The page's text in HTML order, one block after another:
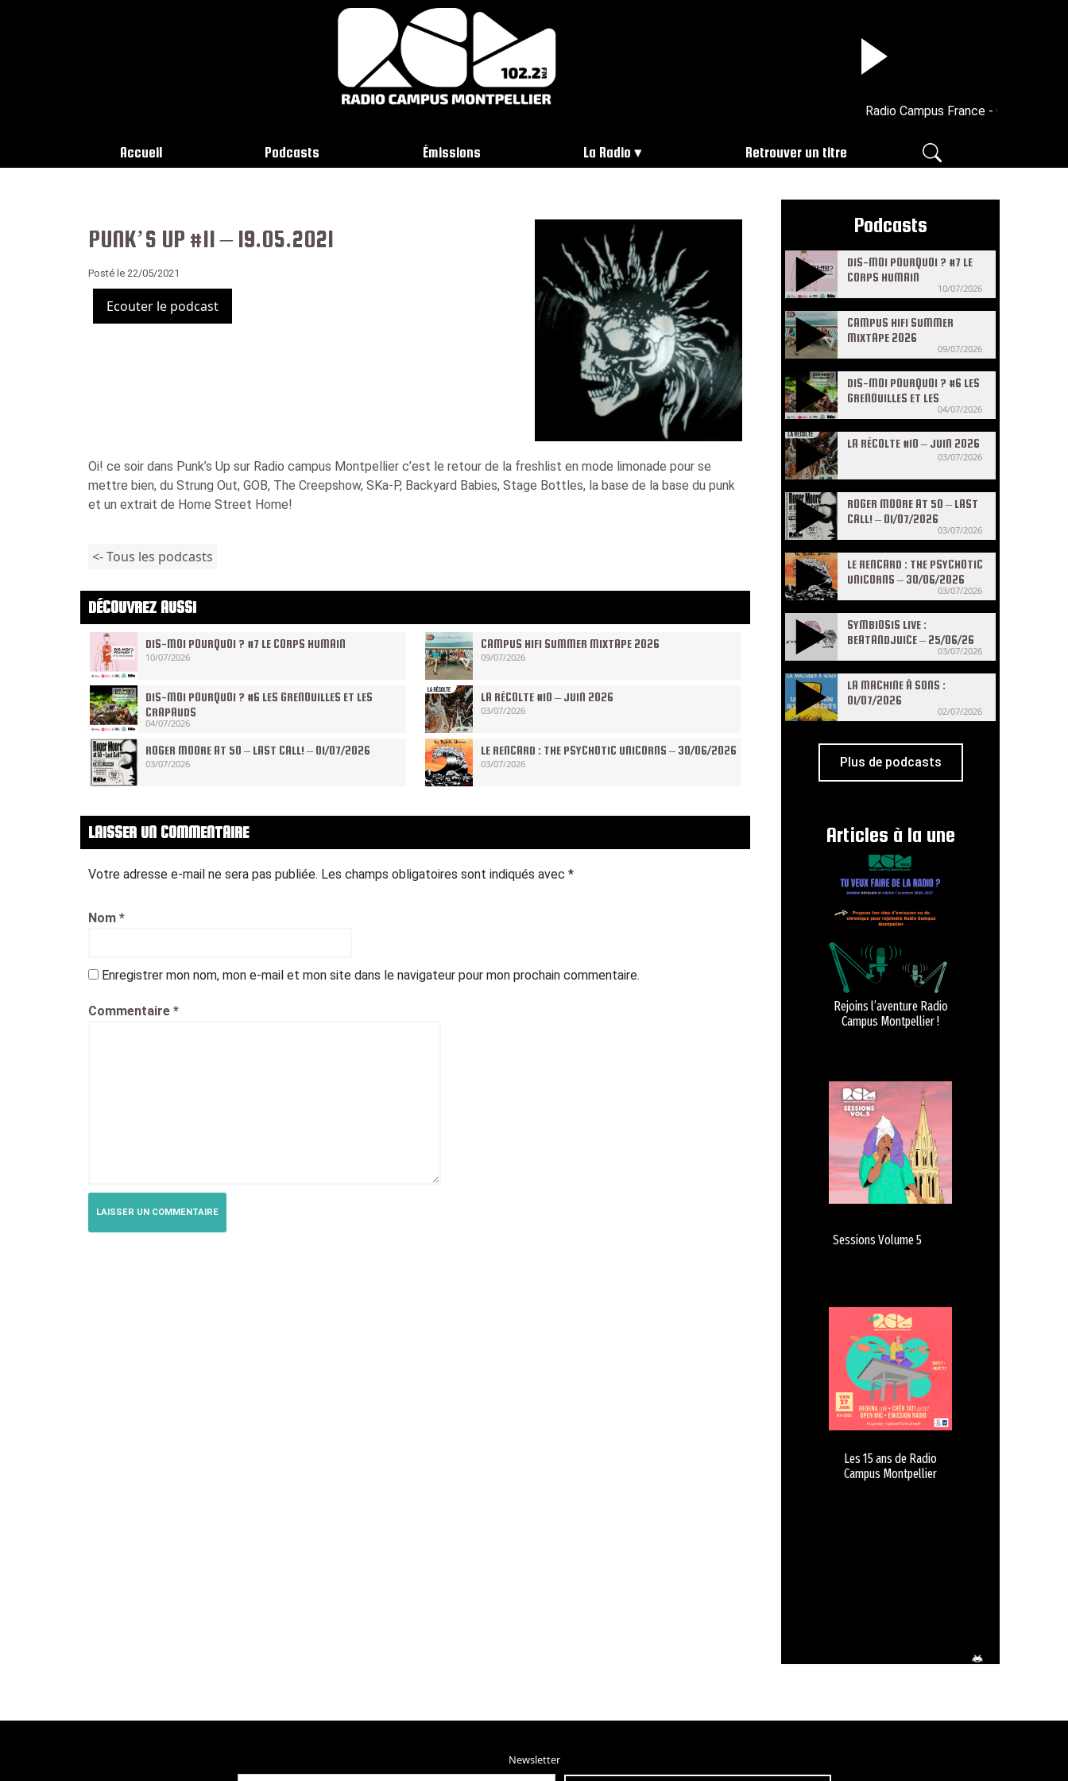
Radio Campus France - CAMPUS
Accueil Podcasts Émissions La Radio Retrouver un titre
PUNK’S UP #11 – 19.05.2021
Posté le 22/05/2021
Ecouter le podcast
Oi! ce soir dans Punk’s Up sur Radio campus Montpellier c’est le retour de la freshlist en mode limonade pour se
mettre bien, du Strung Out, GOB, The Creepshow, SKa-P, Backyard Babies, Stage Bottles, la base de la base du punk
et un extrait de Home Street Home!
<- Tous les podcasts
DÉCOUVREZ AUSSI
DIS-MOI POURQUOI ? #7 LE CORPS HUMAIN
10/07/2026
CAMPUS HIFI SUMMER MIXTAPE 2026
09/07/2026
DIS-MOI POURQUOI ? #6 LES GRENOUILLES ET LES
CRAPAUDS
04/07/2026
LA RÉCOLTE #10 – JUIN 2026
03/07/2026
ROGER MOORE AT 50 – LAST CALL! – 01/07/2026
03/07/2026
LE RENCARD : THE PSYCHOTIC UNICORNS – 30/06/2026
03/07/2026
LAISSER UN COMMENTAIRE
Votre adresse e-mail ne sera pas publiée. Les champs obligatoires sont indiqués avec *
Nom *
Enregistrer mon nom, mon e-mail et mon site dans le navigateur pour mon prochain commentaire.
Commentaire *
Podcasts
DIS-MOI POURQUOI ? #7 LE
CORPS HUMAIN
10/07/2026
CAMPUS HIFI SUMMER
MIXTAPE 2026
09/07/2026
DIS-MOI POURQUOI ? #6 LES
GRENOUILLES ET LES
04/07/2026
LA RÉCOLTE #10 – JUIN 2026
03/07/2026
ROGER MOORE AT 50 – LAST
CALL! – 01/07/2026
03/07/2026
LE RENCARD : THE PSYCHOTIC
UNICORNS – 30/06/2026
03/07/2026
SYMBIOSIS LIVE :
BEATANDJUICE – 25/06/26
03/07/2026
LA MACHINE À SONS :
01/07/2026
02/07/2026
Plus de podcasts
Articles à la une
Rejoins l’aventure Radio
Campus Montpellier !
Sessions Volume 5
Les 15 ans de Radio
Campus Montpellier
Newsletter